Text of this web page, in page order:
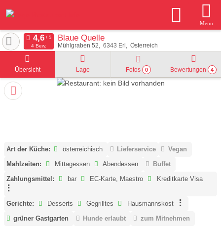
Menu
Blaue Quelle
Mühlgraben 52 6343 Erl Österreich
4 Bew.
Übersicht Lage Fotos 0 Bewertungen 4
Art der Küche: österreichisch Lieferservice
Vegan
Mahlzeiten:
Mittagessen Abendessen
Buffet
Zahlungsmittel:
bar EC-Karte, Maestro Kreditkarte Visa
Gerichte: Desserts Gegrilltes
Hausmannskost
grüner Gastgarten
Hunde erlaubt zum Mitnehmen